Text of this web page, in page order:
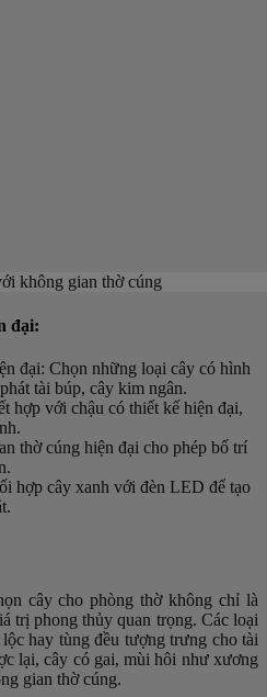
không gian thờ cúng
đại:
đại: Chọn những loại cây có hình
tài búp, cây kim ngân.
hợp với chậu có thiết kế hiện đại,
thờ cúng hiện đại cho phép bố trí
hợp cây xanh với đèn LED để tạo
cây cho phòng thờ không chỉ là
trị phong thủy quan trọng. Các loại
hay tùng đều tượng trưng cho tài
lại, cây có gai, mùi hôi như xương
gian thờ cúng.